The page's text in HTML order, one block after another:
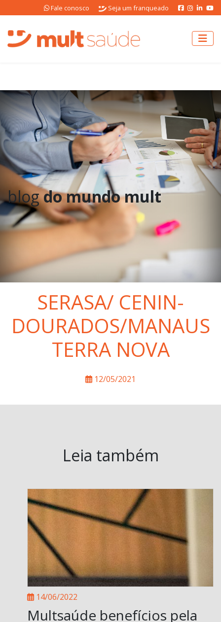
Fale conosco Seja um franqueado
blogdo mundo mult
SERASA/ CENIN-
DOURADOS/MANAUS
TERRA NOVA
12/05/2021
Leia também
14/06/2022
Multsaúde benefícios pela